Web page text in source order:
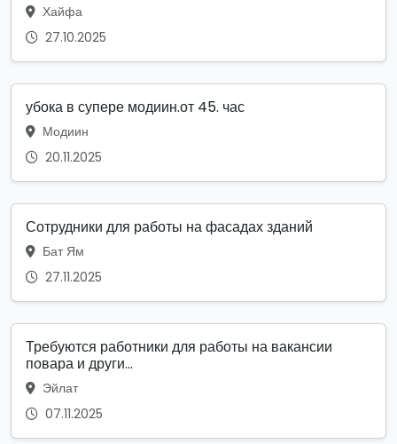
Хайфа
27.10.2025
убока в супере модиин.от 45. час
Модиин
20.11.2025
Сотрудники для работы на фасадах зданий
Бат Ям
27.11.2025
Требуются работники для работы на вакансии
повара и други...
Эйлат
07.11.2025